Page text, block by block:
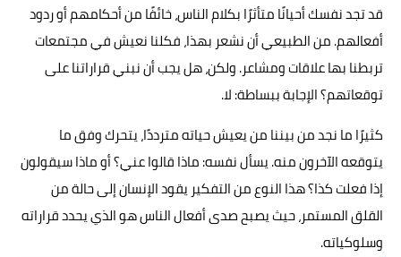
قد تجد نفسك أحيانًا متأثرًا بكلام الناس، خائفًا من أحكامهم أو ردود
أفعالهم. من الطبيعي أن نشعر بهذا، فكلنا نعيش في مجتمعات
تربطنا بها علاقات ومشاعر. ولكن، هل يجب أن نبني قراراتنا على
توقعاتهم؟ الإجابة ببساطة: لا.
كثيرًا ما نجد من بيننا من يعيش حياته مترددًا، يتحرك وفق ما
يتوقعه الآخرون منه. يسأل نفسه: ماذا قالوا عني؟ أو ماذا سيقولون
إذا فعلت كذا؟ هذا النوع من التفكير يقود الإنسان إلى حالة من
القلق المستمر، حيث يصبح صدى أفعال الناس هو الذي يحدد قراراته
وسلوكياته.